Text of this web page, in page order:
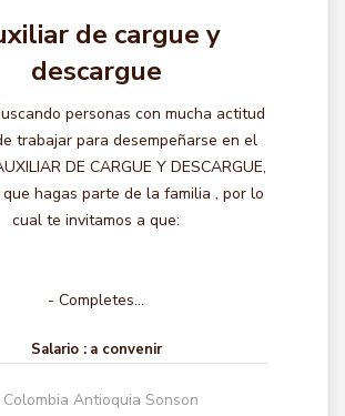
de cargue y
descargue
personas con mucha actitud
trabajar para desempeñarse en el
DE CARGUE Y DESCARGUE,
hagas parte de la familia , por lo
cual te invitamos a que:
- Completes...
Salario : a convenir
Colombia Antioquia Sonson